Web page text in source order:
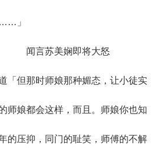
」
即将大怒
但那时师娘那种媚态，让小徒实
师娘都会这样，而且。师娘你也知
的压抑，同门的耻笑，师傅的不解